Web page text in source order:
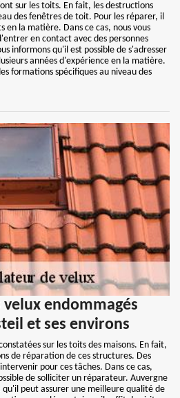
sur les toits. En fait, les destructions
des fenêtres de toit. Pour les réparer, il
en la matière. Dans ce cas, nous vous
en contact avec des personnes
informons qu'il est possible de s'adresser
années d'expérience en la matière.
formations spécifiques au niveau des
endommagés
et ses environs
sur les toits des maisons. En fait,
de réparation de ces structures. Des
pour ces tâches. Dans ce cas,
de solliciter un réparateur. Auvergne
peut assurer une meilleure qualité de